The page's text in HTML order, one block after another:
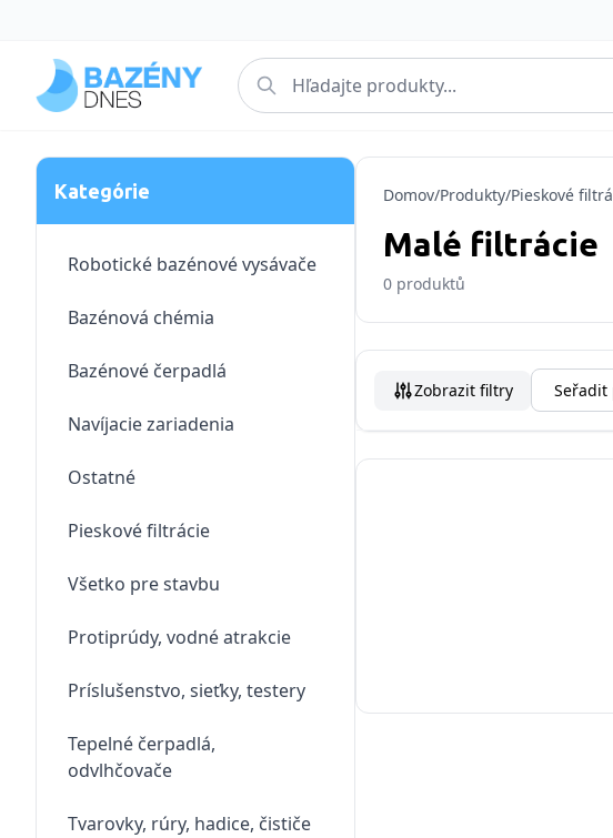
Kategórie
Robotické bazénové vysávače
Bazénová chémia
Bazénové čerpadlá
Navíjacie zariadenia
Ostatné
Pieskové filtrácie
Všetko pre stavbu
Protiprúdy, vodné atrakcie
Príslušenstvo, sieťky, testery
Tepelné čerpadlá,
odvlhčovače
Tvarovky, rúry, hadice, čističe
Domov/Produkty/Pieskové
Malé filtrácie
0 produktů
Zobrazit filtry